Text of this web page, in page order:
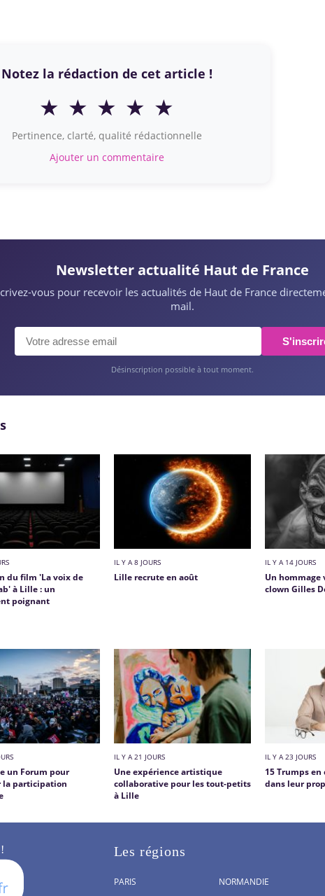
Notez la rédaction de cet article !
★ ★ ★ ★ ★
Pertinence, clarté, qualité rédactionnelle
Ajouter un commentaire
Newsletter actualité Haut de France
vous pour recevoir les actualités de Haut de France
mail.
Désinscription possible à tout moment.
du film 'La voix de
à Lille : un
poignant
IL Y A 8 JOURS
Lille recrute en août
IL Y A 14 JOURS
Un hommage
clown Gilles
un Forum pour
la participation
IL Y A 21 JOURS
Une expérience artistique
collaborative pour les tout-petits
à Lille
IL Y A 23 JOURS
15 Trumps en
dans leur
Les régions
PARIS NORMANDIE